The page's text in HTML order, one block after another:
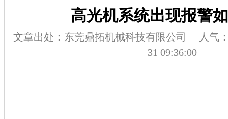
高光机系统出现报警
文章出处：东莞鼎拓机械科技有限公司
人气
31 09:36:00